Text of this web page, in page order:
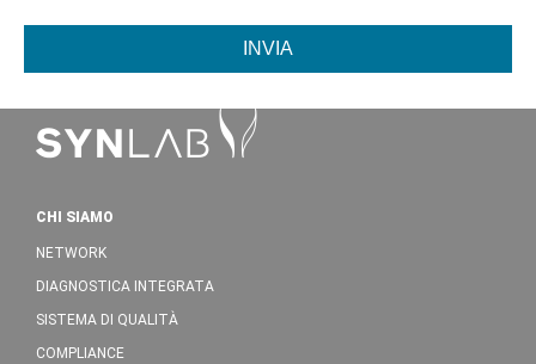
INVIA
CHI SIAMO
NETWORK
DIAGNOSTICA INTEGRATA
SISTEMA DI QUALITÀ
COMPLIANCE